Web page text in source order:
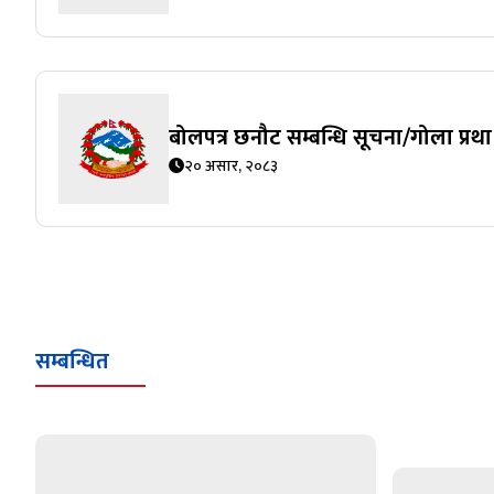
बोलपत्र छनौट सम्बन्धि सूचना/गोला प्रथा
२० असार, २०८३
सम्बन्धित